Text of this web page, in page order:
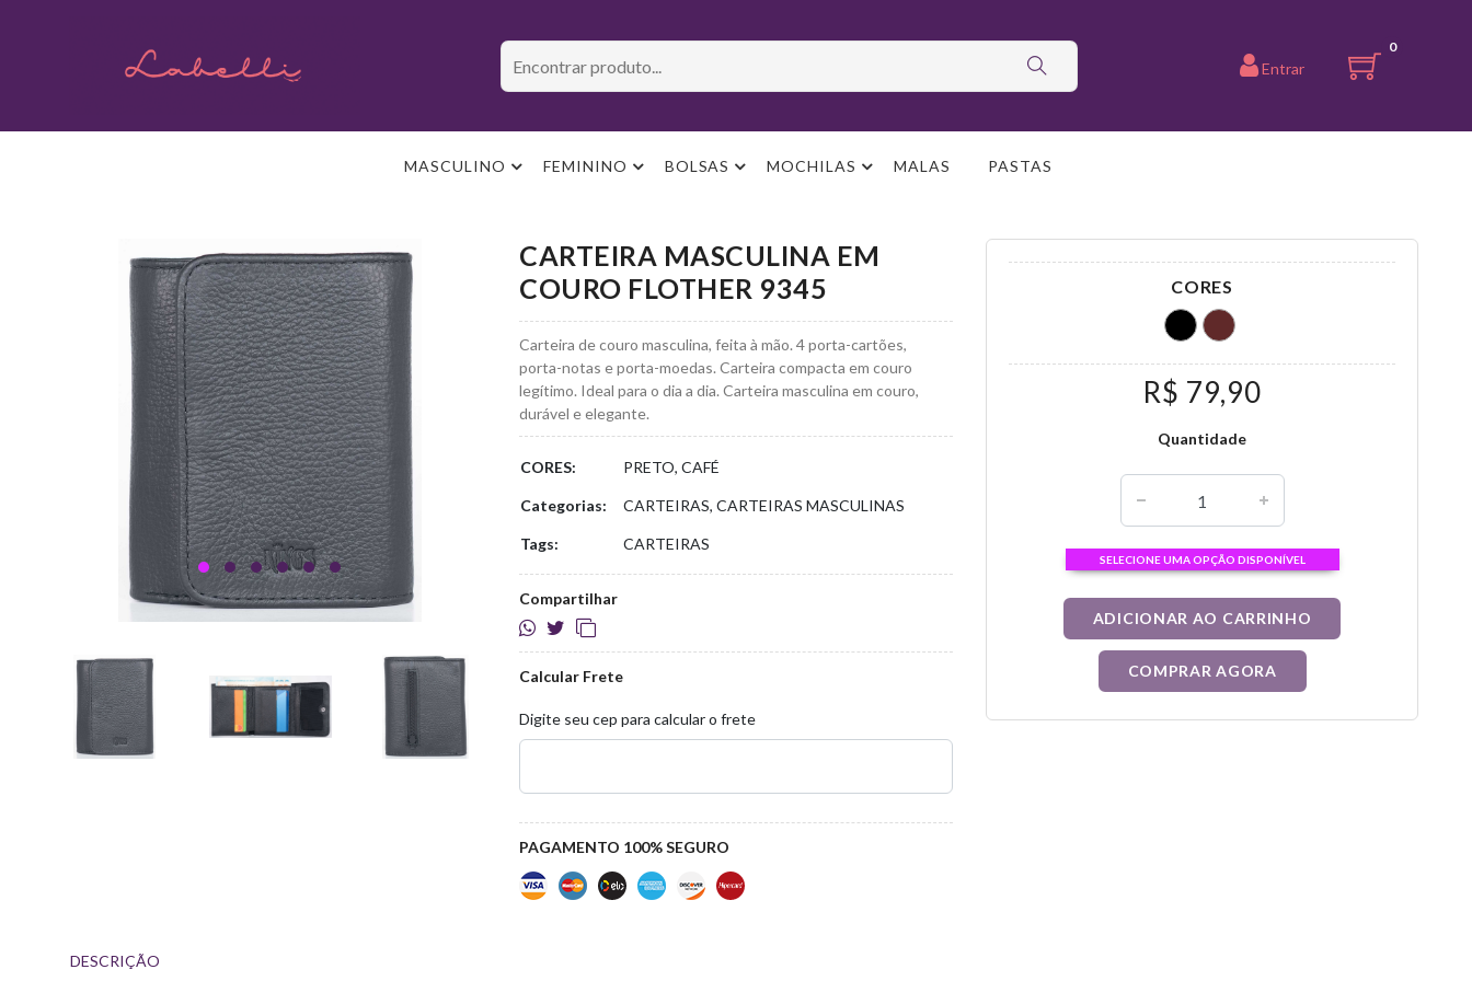
Entrar
0
MASCULINO FEMININO BOLSAS MOCHILAS MALAS PASTAS
CARTEIRA MASCULINA EM
COURO FLOTHER 9345
Carteira de couro masculina, feita à mão. 4 porta-cartões,
porta-notas e porta-moedas. Carteira compacta em couro
legítimo. Ideal para o dia a dia. Carteira masculina em couro,
durável e elegante.
CORES: PRETO, CAFÉ
Categorias: CARTEIRAS, CARTEIRAS MASCULINAS
Tags: CARTEIRAS
Compartilhar
Calcular Frete
Digite seu cep para calcular o frete
PAGAMENTO 100% SEGURO
CORES
R$ 79,90
Quantidade
SELECIONE UMA OPÇÃO DISPONÍVEL
ADICIONAR AO CARRINHO
COMPRAR AGORA
DESCRIÇÃO